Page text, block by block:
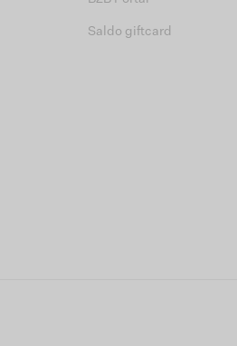
Saldo giftcard